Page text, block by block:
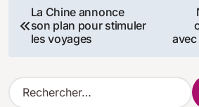
Navigation
de
l’article
La Chine annonce
son plan pour stimuler
les voyages
R
e